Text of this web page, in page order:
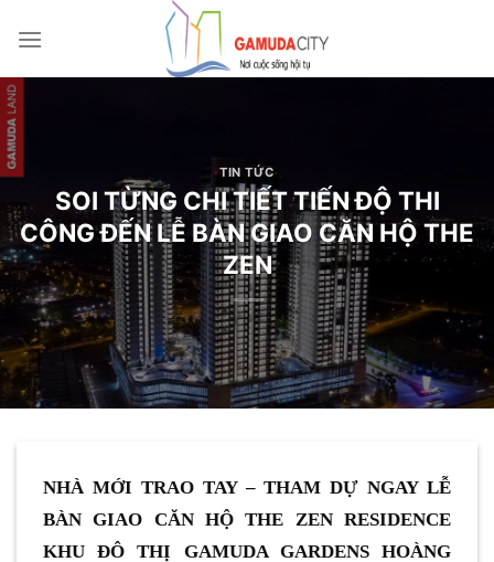
qua
dung
TIN TỨC
SOI TỪNG CHI TIẾT TIẾN ĐỘ THI
CÔNG ĐẾN LỄ BÀN GIAO CĂN HỘ THE
ZEN
NHÀ MỚI TRAO TAY – THAM DỰ NGAY LỄ
BÀN GIAO CĂN HỘ THE ZEN RESIDENCE
KHU ĐÔ THỊ GAMUDA GARDENS HOÀNG